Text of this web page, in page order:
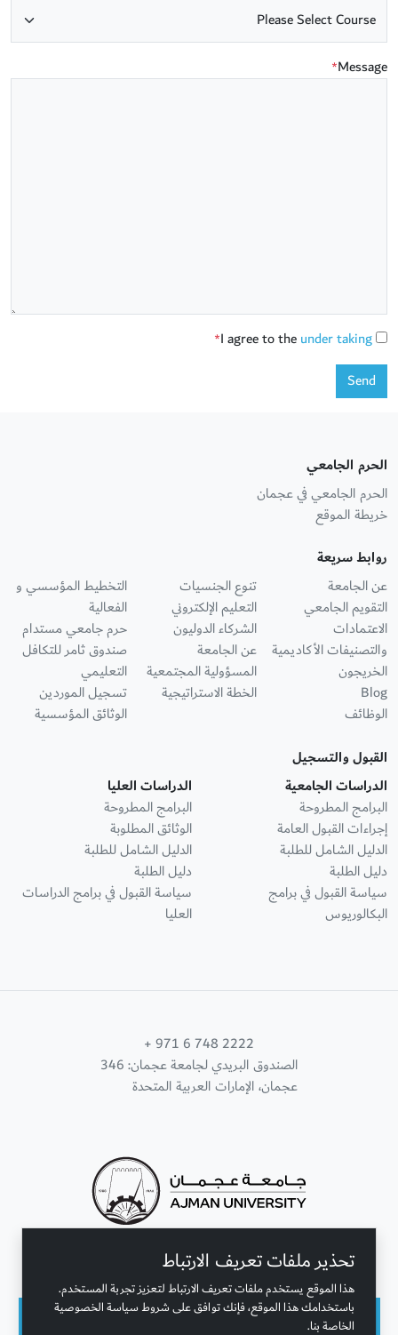
Message
*
I agree to theunder taking
*
Send
تحذير ملفات تعريف الارتباط
هذا الموقع يستخدم ملفات تعريف الارتباط لتعزيز تجربة المستخدم.
باستخدامك هذا الموقع، فإنك توافق على شروط سياسة الخصوصية
الخاصة بنا.
الحرم الجامعي
الحرم الجامعي في عجمان
خريطة الموقع
روابط سريعة
عن الجامعة
التقويم الجامعي
الاعتمادات
والتصنيفات الأكاديمية
الخريجون
Blog
الوظائف
تنوع الجنسيات
التعليم الإلكتروني
الشركاء الدوليون
عن الجامعة
المسؤولية المجتمعية
الخطة الاستراتيجية
التخطيط المؤسسي و
الفعالية
حرم جامعي مستدام
صندوق ثامر للتكافل
التعليمي
تسجيل الموردين
الوثائق المؤسسية
القبول والتسجيل
الدراسات الجامعية
البرامج المطروحة
إجراءات القبول العامة
الدليل الشامل للطلبة
دليل الطلبة
سياسة القبول في برامج
البكالوريوس
الدراسات العليا
البرامج المطروحة
الوثائق المطلوبة
الدليل الشامل للطلبة
دليل الطلبة
سياسة القبول في برامج الدراسات
العليا
+ 971 6 748 2222
الصندوق البريدي لجامعة عجمان: 346
عجمان، الإمارات العربية المتحدة
تواصل معنا